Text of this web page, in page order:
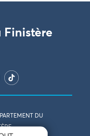
Finistère
DU